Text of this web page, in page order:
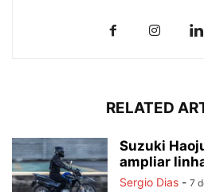
RELATED
Suzuki
ampliar
Sergio Dias - 7